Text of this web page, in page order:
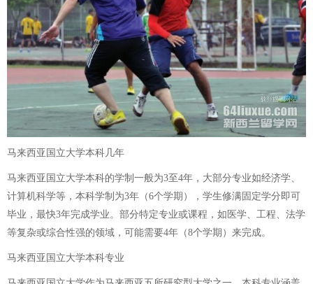
马来西亚国立大学本科几年
马来西亚国立大学本科的学制一般为3至4年，大部分专业如经济学、
计算机科学等，本科学制为3年（6个学期），学生修满固定学分即可
毕业，最快3年完成学业。部分特定专业或课程，如医学、工程、法学
等复杂或综合性强的领域，可能需要4年（8个学期）来完成。
马来西亚国立大学本科专业